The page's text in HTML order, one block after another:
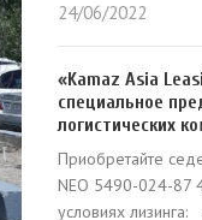
24/06/2022
«Kamaz Asia
специальное
логистических
Приобретайте
NEO 5490-024-87
условиях